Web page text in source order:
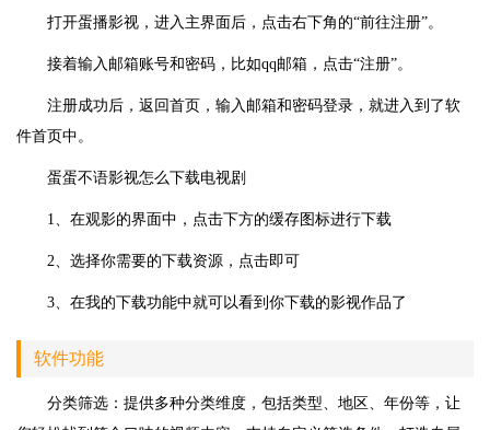
打开蛋播影视，进入主界面后，点击右下角的“前往注册”。
接着输入邮箱账号和密码，比如qq邮箱，点击“注册”。
注册成功后，返回首页，输入邮箱和密码登录，就进入到了软
件首页中。
蛋蛋不语影视怎么下载电视剧
1、在观影的界面中，点击下方的缓存图标进行下载
2、选择你需要的下载资源，点击即可
3、在我的下载功能中就可以看到你下载的影视作品了
软件功能
分类筛选：提供多种分类维度，包括类型、地区、年份等，让